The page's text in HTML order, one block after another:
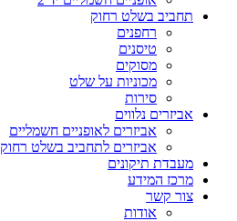
תחביב בשלט רחוק
רחפנים
טיסנים
מסוקים
מכוניות על שלט
סירות
אביזרים נלווים
אביזרים לאופניים חשמליים
אביזרים לתחביב בשלט רחוק
מעבדת תיקונים
מרכז המידע
צור קשר
אודות